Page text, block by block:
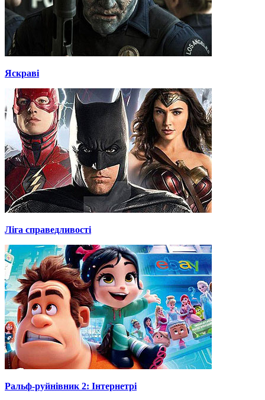
Яскраві
Ліга справедливості
Ральф-руйнівник 2: Інтернетрі